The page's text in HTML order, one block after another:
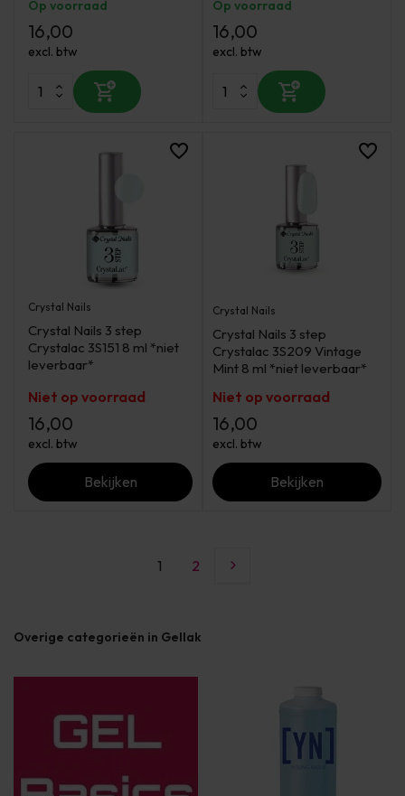
Op voorraad
16,00
excl. btw
Op voorraad
16,00
excl. btw
Crystal Nails
Crystal Nails 3 step
Crystalac 3S151 8 ml *niet
leverbaar*
Niet op voorraad
16,00
excl. btw
Bekijken
Crystal Nails
Crystal Nails 3 step
Crystalac 3S209 Vintage
Mint 8 ml *niet leverbaar*
Niet op voorraad
16,00
excl. btw
Bekijken
1 2
Overige categorieën in Gellak